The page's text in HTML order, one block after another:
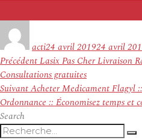
actile
24 avril 201924 avril
Navigation
de
l’article
PrécédentArticle
précédent :
Lasix Pas Cher Livraison
Consultations gratuites
SuivantArticle
suivant :
Acheter Medicament Flagyl
Ordonnance :: Économisez temps et
Search
Recherche